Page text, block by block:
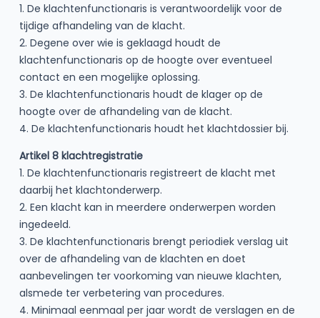
1. De klachtenfunctionaris is verantwoordelijk voor de
tijdige afhandeling van de klacht.
2. Degene over wie is geklaagd houdt de
klachtenfunctionaris op de hoogte over eventueel
contact en een mogelijke oplossing.
3. De klachtenfunctionaris houdt de klager op de
hoogte over de afhandeling van de klacht.
4. De klachtenfunctionaris houdt het klachtdossier bij.
Artikel 8 klachtregistratie
1. De klachtenfunctionaris registreert de klacht met
daarbij het klachtonderwerp.
2. Een klacht kan in meerdere onderwerpen worden
ingedeeld.
3. De klachtenfunctionaris brengt periodiek verslag uit
over de afhandeling van de klachten en doet
aanbevelingen ter voorkoming van nieuwe klachten,
alsmede ter verbetering van procedures.
4. Minimaal eenmaal per jaar wordt de verslagen en de